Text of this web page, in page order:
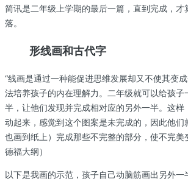
简讯是二年级上学期的最后一篇，直到完成，才
落。
形线画和古代字
“线画是通过一种能促进思维发展却又不使其变
法培养孩子的内在理解力。二年级就可以给孩子
半，让他们发现并完成相对应的另外一半。这样
动起来，感觉到这个图案是未完成的，因此他们
也画到纸上）完成那些不完整的部分，使不完美
德福大纲）
以下是我画的示范，孩子自己动脑筋画出另外一